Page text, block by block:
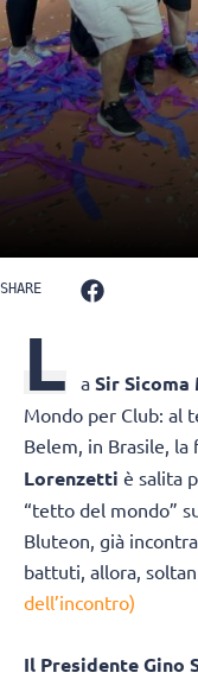
SHARE
L a Sir Sicoma
Mondo per Club: al
Belem, in Brasile, la
Lorenzetti è salita
“tetto del mondo”
Bluteon, già
battuti, allora,
dell’incontro)
Il Presidente Gino